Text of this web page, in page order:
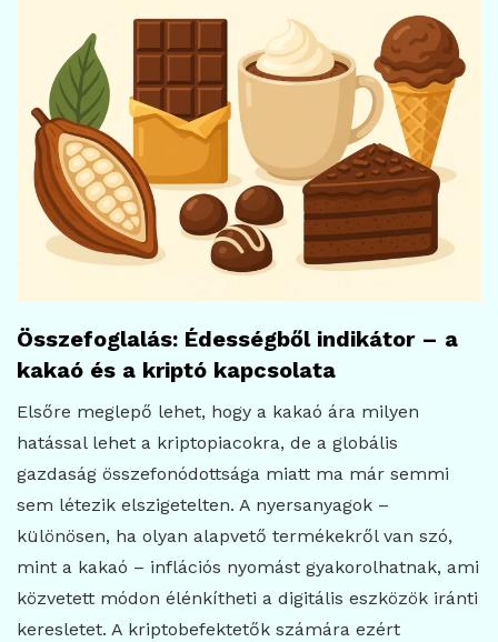
Összefoglalás: Édességből indikátor – a
kakaó és a kriptó kapcsolata
Elsőre meglepő lehet, hogy a kakaó ára milyen
hatással lehet a kriptopiacokra, de a globális
gazdaság összefonódottsága miatt ma már semmi
sem létezik elszigetelten. A nyersanyagok –
különösen, ha olyan alapvető termékekről van szó,
mint a kakaó – inflációs nyomást gyakorolhatnak, ami
közvetett módon élénkítheti a digitális eszközök iránti
keresletet. A kriptobefektetők számára ezért